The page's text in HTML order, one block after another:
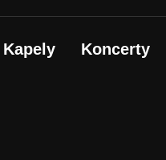
Kapely Koncerty